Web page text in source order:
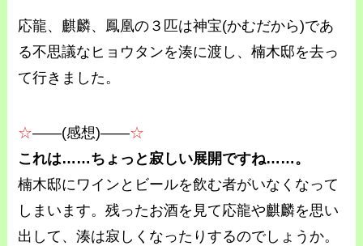
応龍、麒麟、鳳凰の３匹は神宝(かむだから)であ
る不思議なヒョウタンを湊に渡し、楠木邸を去っ
て行きました。
☆――(感想)――☆
これは……ちょっと寂しい展開ですね……。
楠木邸にワインとビールを飲む者がいなくなって
しまいます。残ったお酒を見て応龍や麒麟を思い
出して、湊は寂しくなったりするのでしょうか。